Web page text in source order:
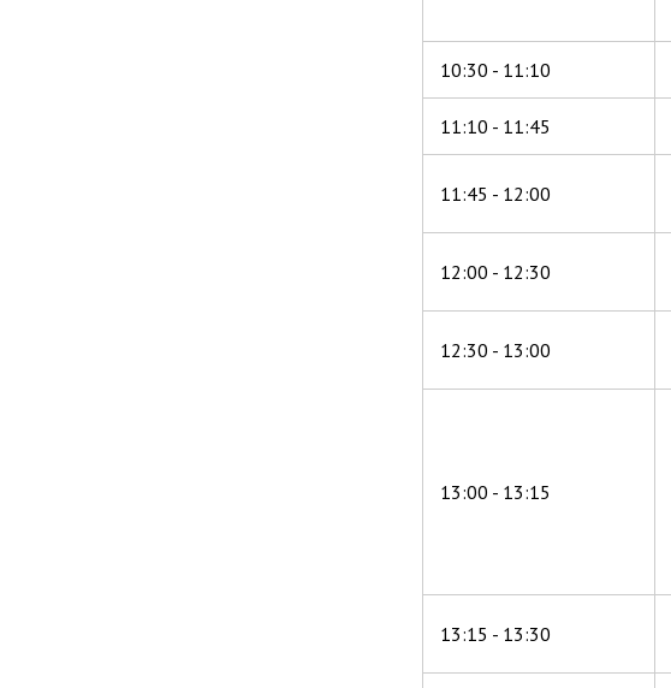
10:30 - 11:10
11:10 - 11:45
11:45 - 12:00
12:00 - 12:30
12:30 - 13:00
13:00 - 13:15
13:15 - 13:30